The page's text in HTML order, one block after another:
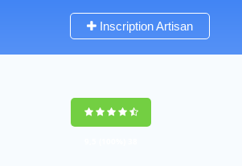
Inscription Artisan